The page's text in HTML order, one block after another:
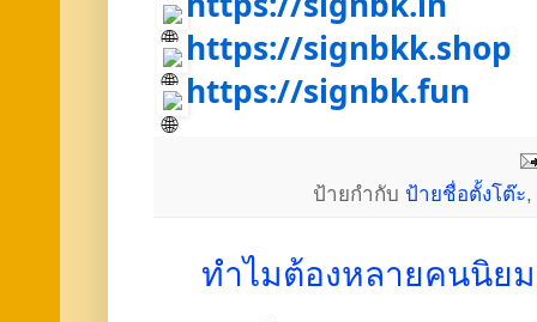
https://signbkk.shop
https://signbk.fun
ป้ายกำกับ ป้ายชื่อตั้งโต๊ะ,
ทำไมต้องหลายคนนิย